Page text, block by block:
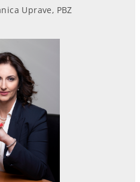
Uprave, PBZ